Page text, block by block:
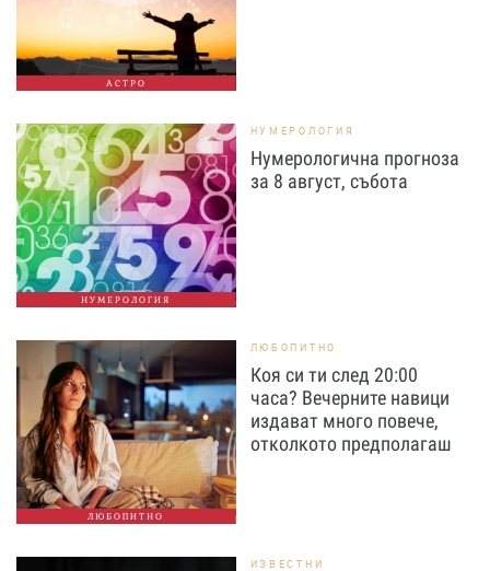
АСТРО
НУМЕРОЛОГИЯ
НУМЕРОЛОГИЯ
Нумерологична прогноза
за 8 август, събота
ЛЮБОПИТНО
ЛЮБОПИТНО
Коя си ти след 20:00
часа? Вечерните навици
издават много повече,
отколкото предполагаш
ИЗВЕСТНИ